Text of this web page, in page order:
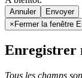
Annuler
× Fermer la fenêtre
Enregistrer
Tous les champs